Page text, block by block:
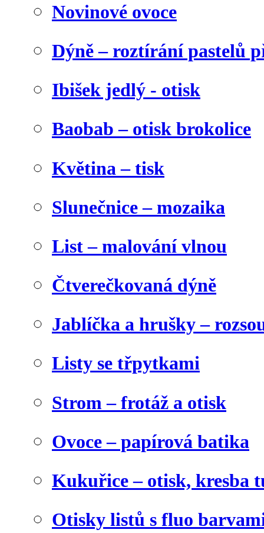
Novinové ovoce
Dýně – roztírání pastelů
Ibišek jedlý - otisk
Baobab – otisk brokolice
Květina – tisk
Slunečnice – mozaika
List – malování vlnou
Čtverečkovaná dýně
Jablíčka a hrušky –
Listy se třpytkami
Strom – frotáž a otisk
Ovoce – papírová batika
Kukuřice – otisk, kresba
Otisky listů s fluo